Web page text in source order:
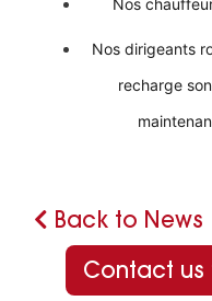
Nos dirigeants
recharge
Back to News
Contact us